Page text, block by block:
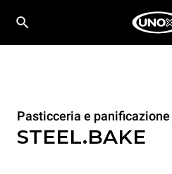
Pasticceria e panificazione
STEEL.BAKE